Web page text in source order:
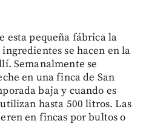
esta pequeña fábrica la
se hacen en la
Semanalmente se
en una finca de San
baja y cuando es
hasta 500 litros. Las
en fincas por bultos o